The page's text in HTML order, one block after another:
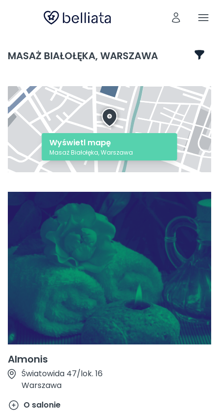
MASAŻ BIAŁOŁĘKA, WARSZAWA
Almonis
Światowida 47/lok. 16
Warszawa
O salonie
Wyświetl mapę
Masaż Białołęka, Warszawa